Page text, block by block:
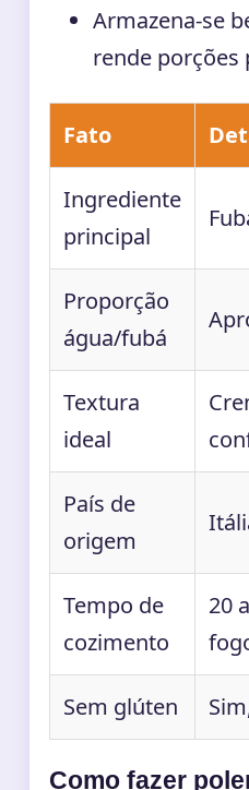
Armazena-se
rende porções
Fato
Ingrediente
principal
Proporção
água/fubá
Textura
ideal
País de
origem
Tempo de
cozimento
20
Sem glúten
Como fazer